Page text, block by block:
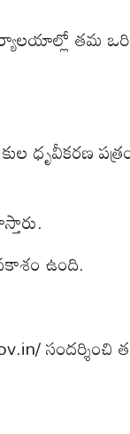
తమ
ధృవీకరణ
ఉంది.
సందర్శించి